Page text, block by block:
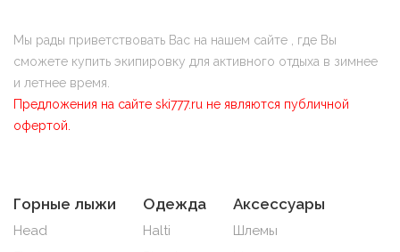
Мы рады приветствовать Вас на нашем сайте , где Вы
сможете купить экипировку для активного отдыха в зимнее
и летнее время.
Предложения на сайте ski777.ru не являются публичной
офертой.
Горные лыжи
Head
Одежда
Halti
Аксессуары
Шлемы